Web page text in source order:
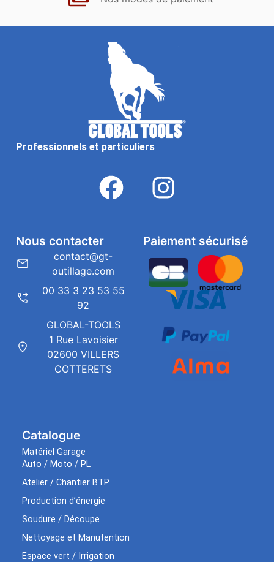
Professionnels et particuliers
Catalogue
Matériel Garage
Auto / Moto / PL
Atelier / Chantier BTP
Production d’énergie
Soudure / Découpe
Nettoyage et Manutention
Espace vert / Irrigation
Paiement sécurisé
Nous contacter
contact@gt-
outillage.com
00 33 3 23 53 55
92
GLOBAL-TOOLS
1 Rue Lavoisier
02600 VILLERS
COTTERETS